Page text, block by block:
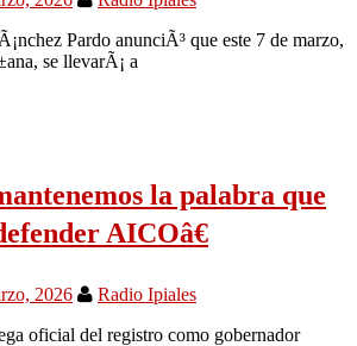
Pardo anunciÃ³ que este 7 de marzo,
se llevarÃ¡ a
la palabra que
AICOâ€
2026
Radio Ipiales
oficial del registro como gobernador